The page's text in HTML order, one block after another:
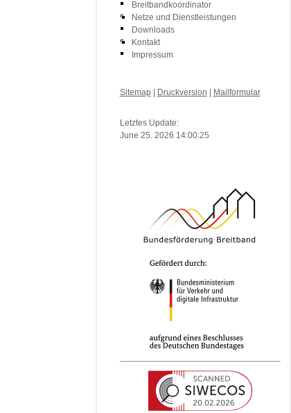
Breitbandkoordinator
Netze und Dienstleistungen
Downloads
Kontakt
Impressum
Sitemap Druckversion
Mailformular
Letztes Update:
June 25. 2026 14:00:25